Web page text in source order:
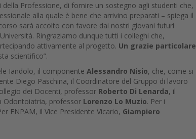
Professione, di fornire un sostegno agli studenti che,
alla quale è bene che arrivino preparati – spiega il
sarà accolto con favore dai nostri giovani futuri
Ringraziamo dunque tutti i colleghi che,
attivamente al progetto. Un grazie particolare
scientifico”.
Iandolo, il componente Alessandro Nisio, che, come si
Diego Paschina, il Coordinatore del Gruppo di lavoro
dei Docenti, professor Roberto Di Lenarda, il
Odontoiatria, professor Lorenzo Lo Muzio. Per i
ENPAM, il Vice Presidente Vicario, Giampiero